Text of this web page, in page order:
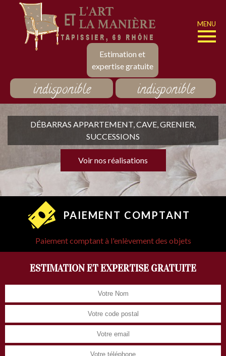
Estimation et
expertise gratuite
MENU
indisponible indisponible
DÉBARRAS APPARTEMENT, CAVE, GRENIER,
SUCCESSIONS
Voir nos réalisations
PAIEMENT COMPTANT
Paiement comptant à l'enlèvement des objets
ESTIMATION ET EXPERTISE GRATUITE